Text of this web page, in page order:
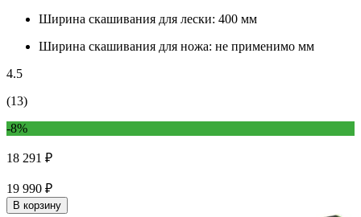
Ширина скашивания для лески: 400 мм
Ширина скашивания для ножа: не применимо мм
4.5
(13)
-8%
18 291 ₽
19 990 ₽
В корзину